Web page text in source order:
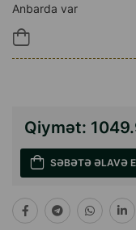
Anbarda var
Qiymət:
SƏBƏTƏ ƏLAVƏ